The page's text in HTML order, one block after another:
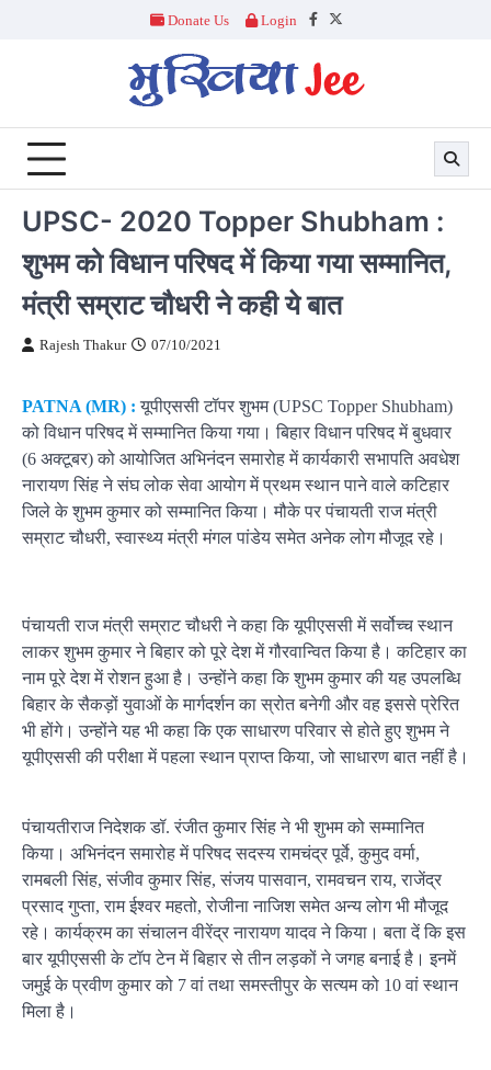
Donate Us Login
Facebook
Twitter
UPSC- 2020 Topper Shubham :
शुभम को विधान परिषद में किया गया सम्मानित,
मंत्री सम्राट चौधरी ने कही ये बात
Rajesh Thakur 07/10/2021
PATNA (MR) :यूपीएससी टॉपर शुभम (UPSC Topper Shubham)
को विधान परिषद में सम्मानित किया गया। बिहार विधान परिषद में बुधवार
(6 अक्टूबर) को आयोजित अभिनंदन समारोह में कार्यकारी सभापति अवधेश
नारायण सिंह ने संघ लोक सेवा आयोग में प्रथम स्थान पाने वाले कटिहार
जिले के शुभम कुमार को सम्मानित किया। मौके पर पंचायती राज मंत्री
सम्राट चौधरी, स्वास्थ्य मंत्री मंगल पांडेय समेत अनेक लोग मौजूद रहे।
पंचायती राज मंत्री सम्राट चौधरी ने कहा कि यूपीएससी में सर्वोच्च स्थान
लाकर शुभम कुमार ने बिहार को पूरे देश में गौरवान्वित किया है। कटिहार का
नाम पूरे देश में रोशन हुआ है। उन्होंने कहा कि शुभम कुमार की यह उपलब्धि
बिहार के सैकड़ों युवाओं के मार्गदर्शन का स्रोत बनेगी और वह इससे प्रेरित
भी होंगे। उन्होंने यह भी कहा कि एक साधारण परिवार से होते हुए शुभम ने
यूपीएससी की परीक्षा में पहला स्थान प्राप्त किया, जो साधारण बात नहीं है।
पंचायतीराज निदेशक डॉ. रंजीत कुमार सिंह ने भी शुभम को सम्मानित
किया। अभिनंदन समारोह में परिषद सदस्य रामचंद्र पूर्वे, कुमुद वर्मा,
रामबली सिंह, संजीव कुमार सिंह, संजय पासवान, रामवचन राय, राजेंद्र
प्रसाद गुप्ता, राम ईश्वर महतो, रोजीना नाजिश समेत अन्य लोग भी मौजूद
रहे। कार्यक्रम का संचालन वीरेंद्र नारायण यादव ने किया। बता दें कि इस
बार यूपीएससी के टॉप टेन में बिहार से तीन लड़कों ने जगह बनाई है। इनमें
जमुई के प्रवीण कुमार को 7 वां तथा समस्तीपुर के सत्यम को 10 वां स्थान
मिला है।